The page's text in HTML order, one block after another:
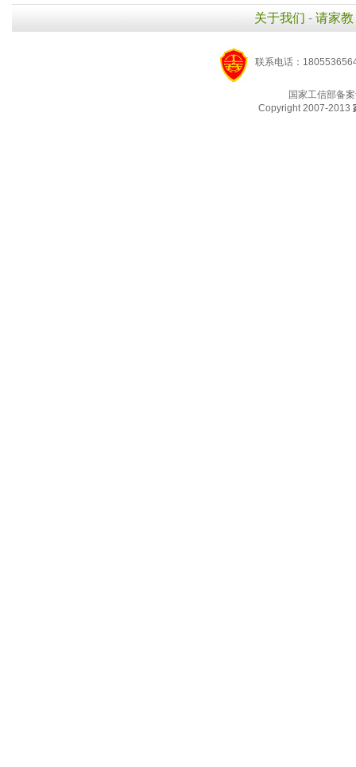
关于我们 - 请家教
联系电话：
国家工信部备
Copyright 2007-2013